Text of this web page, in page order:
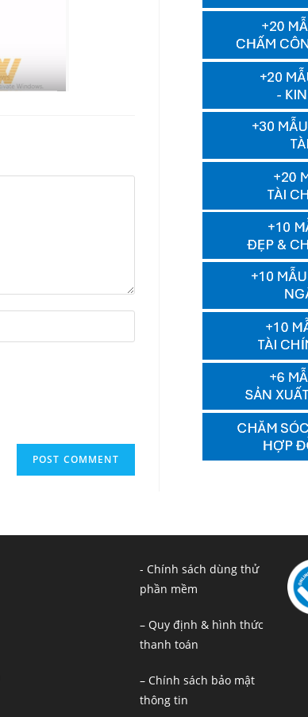
- Chính sách dùng thử
phần mềm
– Quy định & hình thức
thanh toán
– Chính sách bảo mật
thông tin